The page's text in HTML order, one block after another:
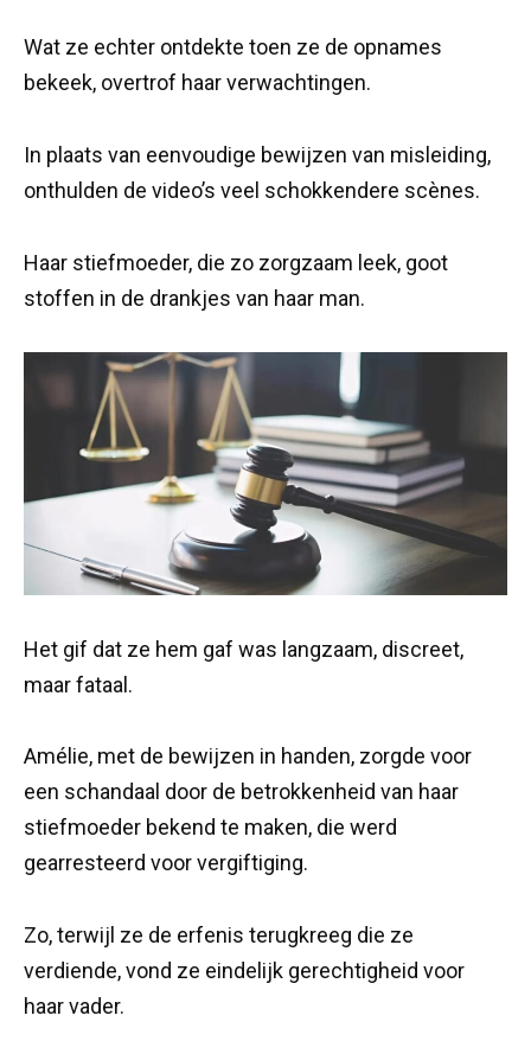
Wat ze echter ontdekte toen ze de opnames
bekeek, overtrof haar verwachtingen.
In plaats van eenvoudige bewijzen van misleiding,
onthulden de video’s veel schokkendere scènes.
Haar stiefmoeder, die zo zorgzaam leek, goot
stoffen in de drankjes van haar man.
Het gif dat ze hem gaf was langzaam, discreet,
maar fataal.
Amélie, met de bewijzen in handen, zorgde voor
een schandaal door de betrokkenheid van haar
stiefmoeder bekend te maken, die werd
gearresteerd voor vergiftiging.
Zo, terwijl ze de erfenis terugkreeg die ze
verdiende, vond ze eindelijk gerechtigheid voor
haar vader.